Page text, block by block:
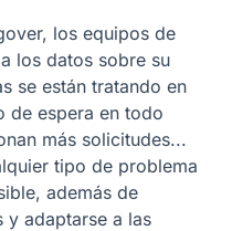
los equipos de
los datos sobre su
se están tratando en
de espera en todo
más solicitudes...
tipo de problema
además de
adaptarse a las